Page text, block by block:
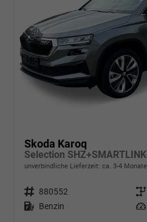
Skoda Karoq
Selection
unverbindliche Lieferzeit: ca. 3-4 Monate
Fahrzeugnr. 880552 Getriebe
Kraftstoff Benzin Leistung